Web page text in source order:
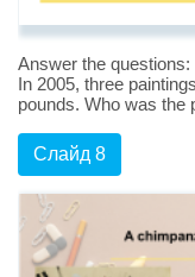
Answer the questions:
In 2005, three
pounds. Who was the
Слайд 8